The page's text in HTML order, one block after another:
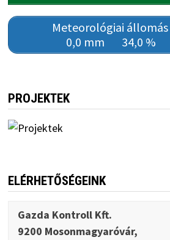
Meteorológiai
0,0 mm
34,0 %
PROJEKTEK
ELÉRHETŐSÉGEINK
Gazda Kontroll Kft.
9200 Mosonmagyaróvár,